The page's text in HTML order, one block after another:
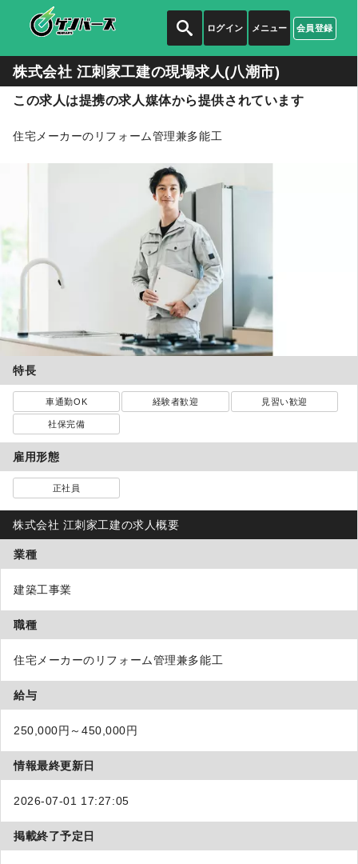
ログイン 会員登録
メニュー
株式会社 江刺家工建の現場求人(八潮市)
この求人は提携の求人媒体から提供されています
住宅メーカーのリフォーム管理兼多能工
特長
車通勤OK 経験者歓迎 見習い歓迎
社保完備
雇用形態
正社員
株式会社 江刺家工建の求人概要
業種
建築工事業
職種
住宅メーカーのリフォーム管理兼多能工
給与
250,000円～450,000円
情報最終更新日
2026-07-01 17:27:05
掲載終了予定日